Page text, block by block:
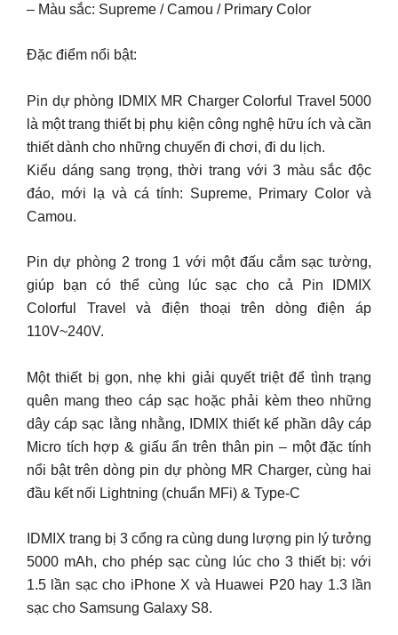
– Màu sắc: Supreme / Camou / Primary Color
Đặc điểm nổi bật:
Pin dự phòng IDMIX MR Charger Colorful Travel 5000
là một trang thiết bị phụ kiện công nghệ hữu ích và cần
thiết dành cho những chuyến đi chơi, đi du lịch.
Kiểu dáng sang trọng, thời trang với 3 màu sắc độc
đáo, mới lạ và cá tính: Supreme, Primary Color và
Camou.
Pin dự phòng 2 trong 1 với một đấu cắm sạc tường,
giúp bạn có thể cùng lúc sạc cho cả Pin IDMIX
Colorful Travel và điện thoại trên dòng điện áp
110V~240V.
Một thiết bị gọn, nhẹ khi giải quyết triệt để tình trạng
quên mang theo cáp sạc hoặc phải kèm theo những
dây cáp sạc lằng nhằng, IDMIX thiết kế phần dây cáp
Micro tích hợp & giấu ẩn trên thân pin – một đặc tính
nổi bật trên dòng pin dự phòng MR Charger, cùng hai
đầu kết nối Lightning (chuẩn MFi) & Type-C
IDMIX trang bị 3 cổng ra cùng dung lượng pin lý tưởng
5000 mAh, cho phép sạc cùng lúc cho 3 thiết bị: với
1.5 lần sạc cho iPhone X và Huawei P20 hay 1.3 lần
sạc cho Samsung Galaxy S8.